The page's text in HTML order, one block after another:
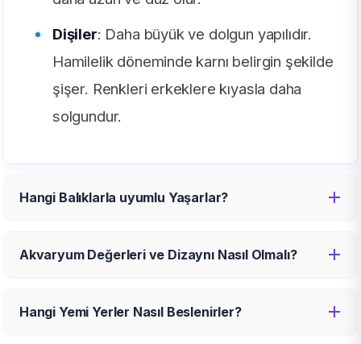
Dişiler: Daha büyük ve dolgun yapılıdır.
Hamilelik döneminde karnı belirgin şekilde
şişer. Renkleri erkeklere kıyasla daha
solgundur.
Hangi Balıklarla uyumlu Yaşarlar?
Akvaryum Değerleri ve Dizaynı Nasıl Olmalı?
Hangi Yemi Yerler Nasıl Beslenirler?